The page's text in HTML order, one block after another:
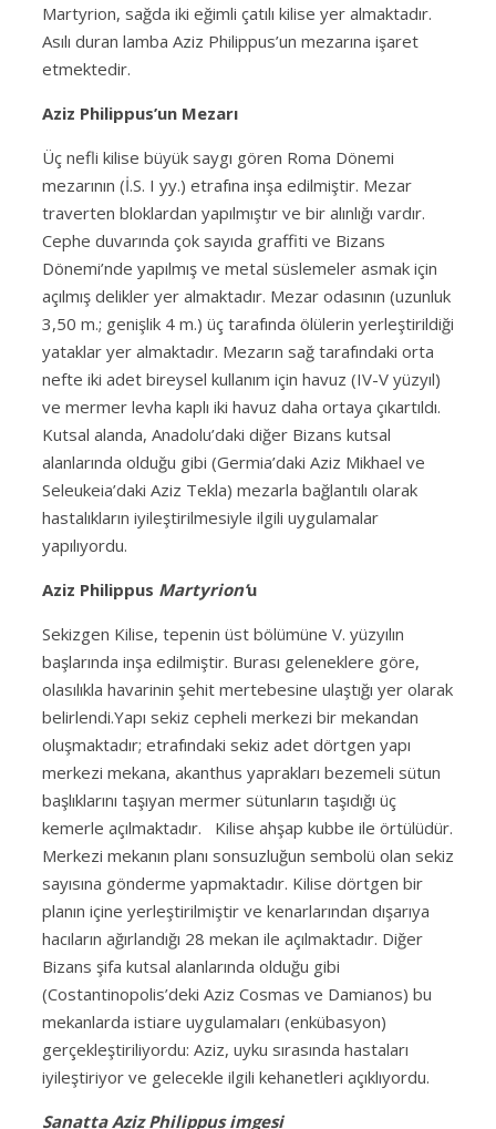
Martyrion, sağda iki eğimli çatılı kilise yer almaktadır.
Asılı duran lamba Aziz Philippus’un mezarına işaret
etmektedir.
Aziz Philippus’un Mezarı
Üç nefli kilise büyük saygı gören Roma Dönemi
mezarının (İ.S. I yy.) etrafına inşa edilmiştir. Mezar
traverten bloklardan yapılmıştır ve bir alınlığı vardır.
Cephe duvarında çok sayıda graffiti ve Bizans
Dönemi’nde yapılmış ve metal süslemeler asmak için
açılmış delikler yer almaktadır. Mezar odasının (uzunluk
3,50 m.; genişlik 4 m.) üç tarafında ölülerin yerleştirildiği
yataklar yer almaktadır. Mezarın sağ tarafındaki orta
nefte iki adet bireysel kullanım için havuz (IV-V yüzyıl)
ve mermer levha kaplı iki havuz daha ortaya çıkartıldı.
Kutsal alanda, Anadolu’daki diğer Bizans kutsal
alanlarında olduğu gibi (Germia’daki Aziz Mikhael ve
Seleukeia’daki Aziz Tekla) mezarla bağlantılı olarak
hastalıkların iyileştirilmesiyle ilgili uygulamalar
yapılıyordu.
Aziz Philippus Martyrion’u
Sekizgen Kilise, tepenin üst bölümüne V. yüzyılın
başlarında inşa edilmiştir. Burası geleneklere göre,
olasılıkla havarinin şehit mertebesine ulaştığı yer olarak
belirlendi.Yapı sekiz cepheli merkezi bir mekandan
oluşmaktadır; etrafındaki sekiz adet dörtgen yapı
merkezi mekana, akanthus yaprakları bezemeli sütun
başlıklarını taşıyan mermer sütunların taşıdığı üç
kemerle açılmaktadır. Kilise ahşap kubbe ile örtülüdür.
Merkezi mekanın planı sonsuzluğun sembolü olan sekiz
sayısına gönderme yapmaktadır. Kilise dörtgen bir
planın içine yerleştirilmiştir ve kenarlarından dışarıya
hacıların ağırlandığı 28 mekan ile açılmaktadır. Diğer
Bizans şifa kutsal alanlarında olduğu gibi
(Costantinopolis’deki Aziz Cosmas ve Damianos) bu
mekanlarda istiare uygulamaları (enkübasyon)
gerçekleştiriliyordu: Aziz, uyku sırasında hastaları
iyileştiriyor ve gelecekle ilgili kehanetleri açıklıyordu.
Sanatta Aziz Philippus imgesi